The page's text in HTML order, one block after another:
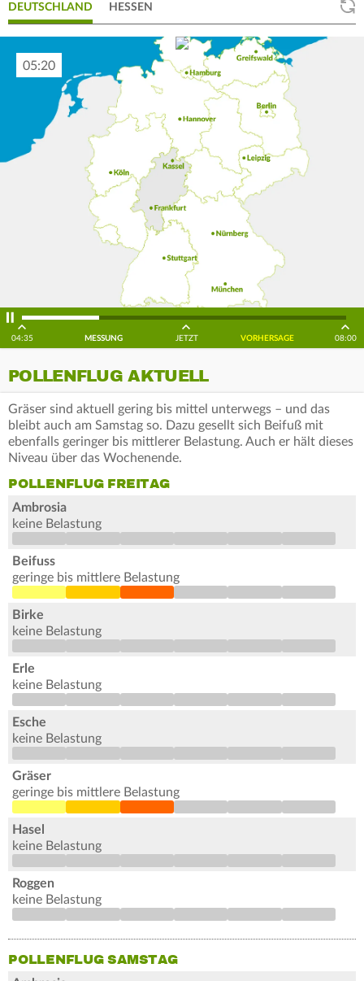
DEUTSCHLAND HESSEN
05:30
04:35 MESSUNG JETZT VORHERSAGE 08:00
POLLENFLUG AKTUELL
Gräser sind aktuell gering bis mittel unterwegs – und das
bleibt auch am Samstag so. Dazu gesellt sich Beifuß mit
ebenfalls geringer bis mittlerer Belastung. Auch er hält dieses
Niveau über das Wochenende.
POLLENFLUG FREITAG
Ambrosia
keine Belastung
Beifuss
geringe bis mittlere Belastung
Birke
keine Belastung
Erle
keine Belastung
Esche
keine Belastung
Gräser
geringe bis mittlere Belastung
Hasel
keine Belastung
Roggen
keine Belastung
POLLENFLUG SAMSTAG